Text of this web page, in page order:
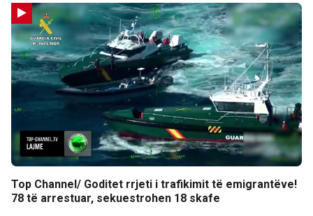
Top Channel/ Goditet rrjeti i trafikimit të emigrantëve!
78 të arrestuar, sekuestrohen 18 skafe